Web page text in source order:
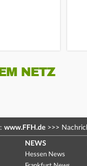
NETZ
www.FFH.de >>>
NEWS
Hessen News